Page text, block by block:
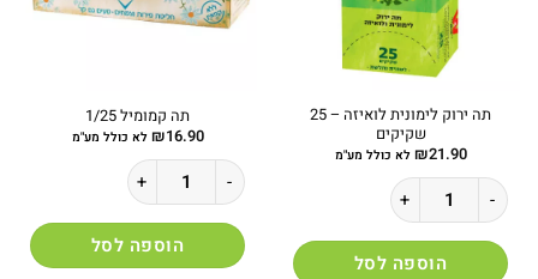
תה ירוק לימונית לואיזה – 25
שקיקים
₪21.90 לא כולל מע"מ
כמות של תה ירוק לימונית לואיזה - 25 שקיקים
הוספה לסל
תה קמומיל 1/25
₪16.90 לא כולל מע"מ
כמות של תה קמומיל 1/25
הוספה לסל